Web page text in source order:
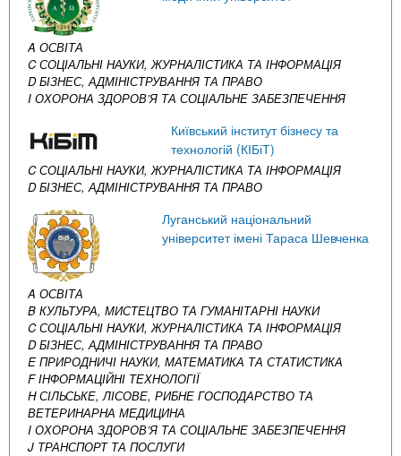
A ОСВІТА
C СОЦІАЛЬНІ НАУКИ, ЖУРНАЛІСТИКА ТА ІНФОРМАЦІЯ
D БІЗНЕС, АДМІНІСТРУВАННЯ ТА ПРАВО
I ОХОРОНА ЗДОРОВ’Я ТА СОЦІАЛЬНЕ ЗАБЕЗПЕЧЕННЯ
Київський інститут бізнесу та
технологій (КІБіТ)
C СОЦІАЛЬНІ НАУКИ, ЖУРНАЛІСТИКА ТА ІНФОРМАЦІЯ
D БІЗНЕС, АДМІНІСТРУВАННЯ ТА ПРАВО
Луганський національний
університет імені Тараса Шевченка
A ОСВІТА
B КУЛЬТУРА, МИСТЕЦТВО ТА ГУМАНІТАРНІ НАУКИ
C СОЦІАЛЬНІ НАУКИ, ЖУРНАЛІСТИКА ТА ІНФОРМАЦІЯ
D БІЗНЕС, АДМІНІСТРУВАННЯ ТА ПРАВО
E ПРИРОДНИЧІ НАУКИ, МАТЕМАТИКА ТА СТАТИСТИКА
F ІНФОРМАЦІЙНІ ТЕХНОЛОГІЇ
H СІЛЬСЬКЕ, ЛІСОВЕ, РИБНЕ ГОСПОДАРСТВО ТА
ВЕТЕРИНАРНА МЕДИЦИНА
I ОХОРОНА ЗДОРОВ’Я ТА СОЦІАЛЬНЕ ЗАБЕЗПЕЧЕННЯ
J ТРАНСПОРТ ТА ПОСЛУГИ